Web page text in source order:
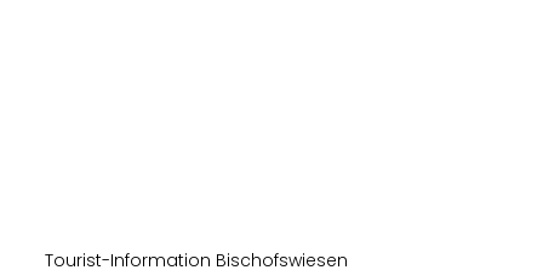
Tourist-Information Bischofswiesen